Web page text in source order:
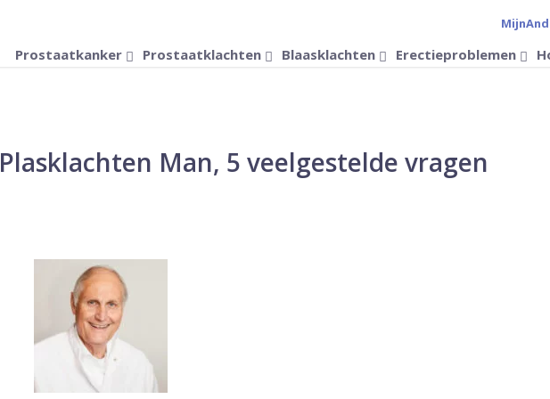
Prostaatkanker Prostaatklachten Blaasklachten Erectieproblemen
Plasklachten Man, 5 veelgestelde vragen